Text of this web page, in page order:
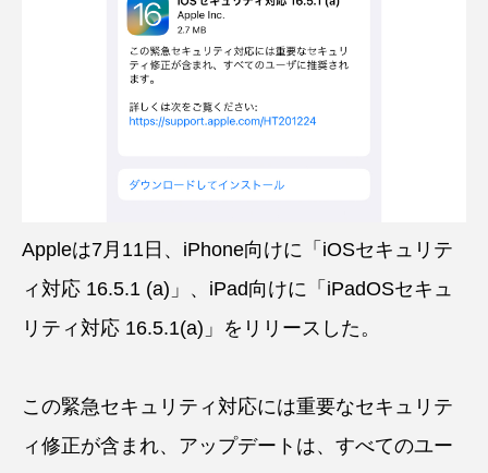
Appleは7月11日、iPhone向けに「iOSセキュリテ
ィ対応 16.5.1 (a)」、iPad向けに「iPadOSセキュ
リティ対応 16.5.1(a)」をリリースした。
この緊急セキュリティ対応には重要なセキュリテ
ィ修正が含まれ、アップデートは、すべてのユー